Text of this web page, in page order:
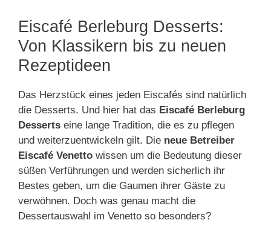
Eiscafé Berleburg Desserts:
Von Klassikern bis zu neuen
Rezeptideen
Das Herzstück eines jeden Eiscafés sind natürlich
die Desserts. Und hier hat das Eiscafé Berleburg
Desserts eine lange Tradition, die es zu pflegen
und weiterzuentwickeln gilt. Die neue Betreiber
Eiscafé Venetto wissen um die Bedeutung dieser
süßen Verführungen und werden sicherlich ihr
Bestes geben, um die Gaumen ihrer Gäste zu
verwöhnen. Doch was genau macht die
Dessertauswahl im Venetto so besonders?